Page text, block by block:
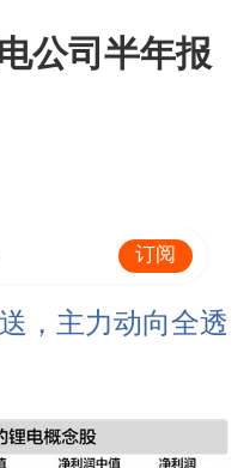
公司半年报
订阅
，主力动向全透